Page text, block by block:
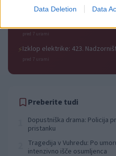
Data Deletion Data
pred 7 urami
pred 7 urami
⚡Izklop elektrike: 423.
pred 7 urami
Preberite tudi
Dopustniška drama: Policija
pristanku
Tragedija v Vuhredu: Po
intenzivno išče osumljenca